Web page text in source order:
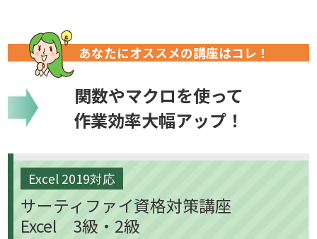
あなたにオススメの講座はコレ！
関数やマクロを使って
作業効率大幅アップ！
Excel 2019対応
サーティファイ資格対策講座
Excel 3級・2級